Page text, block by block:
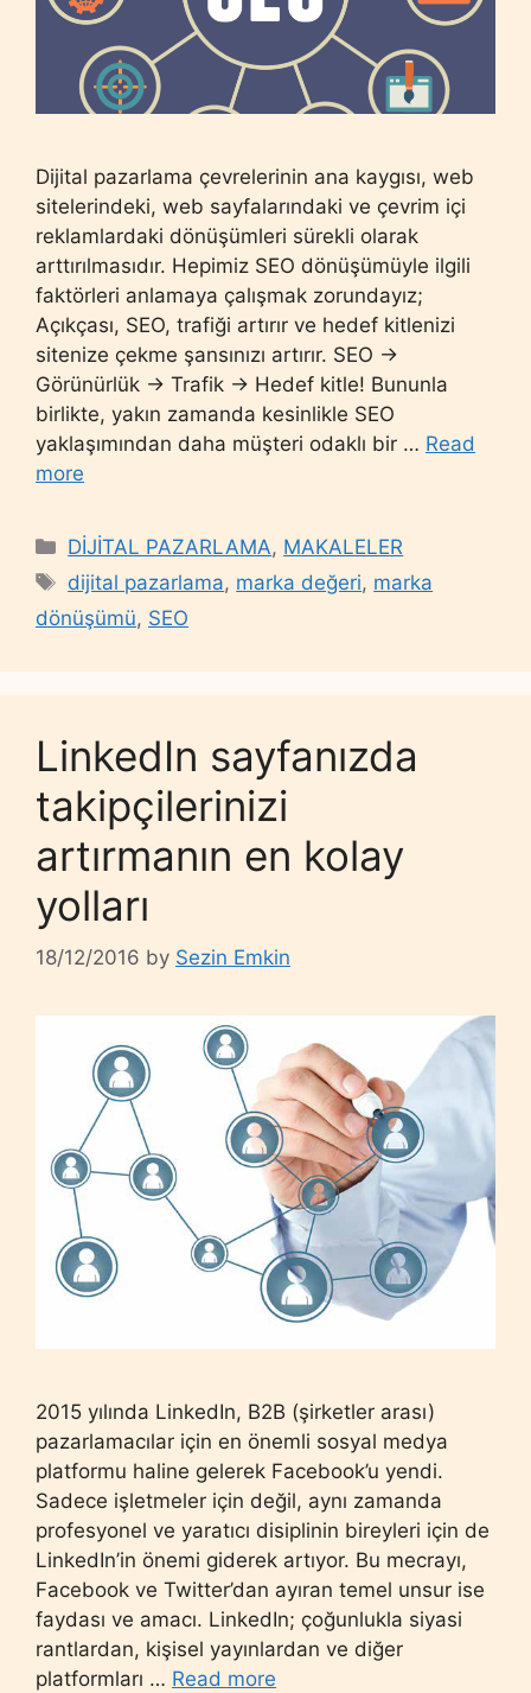
Dijital pazarlama çevrelerinin ana kaygısı, web
sitelerindeki, web sayfalarındaki ve çevrim içi
reklamlardaki dönüşümleri sürekli olarak
arttırılmasıdır. Hepimiz SEO dönüşümüyle ilgili
faktörleri anlamaya çalışmak zorundayız;
Açıkçası, SEO, trafiği artırır ve hedef kitlenizi
sitenize çekme şansınızı artırır. SEO ->
Görünürlük -> Trafik -> Hedef kitle! Bununla
birlikte, yakın zamanda kesinlikle SEO
yaklaşımından daha müşteri odaklı bir … Read
more
Categories
DİJİTAL PAZARLAMA, MAKALELER
Tags
dijital pazarlama, marka değeri, marka
dönüşümü, SEO
LinkedIn sayfanızda
takipçilerinizi
artırmanın en kolay
yolları
18/12/2016 by Sezin Emkin
2015 yılında LinkedIn, B2B (şirketler arası)
pazarlamacılar için en önemli sosyal medya
platformu haline gelerek Facebook’u yendi.
Sadece işletmeler için değil, aynı zamanda
profesyonel ve yaratıcı disiplinin bireyleri için de
LinkedIn’in önemi giderek artıyor. Bu mecrayı,
Facebook ve Twitter’dan ayıran temel unsur ise
faydası ve amacı. LinkedIn; çoğunlukla siyasi
rantlardan, kişisel yayınlardan ve diğer
platformları … Read more